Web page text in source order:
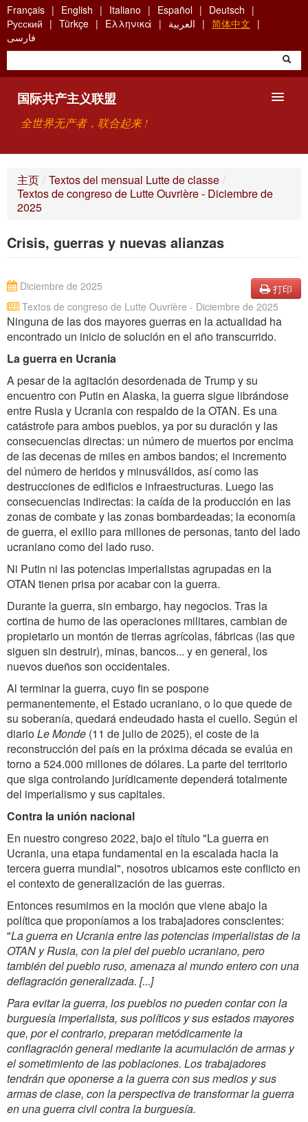
Skip
to
main
content
Français English Italiano Español
Deutsch
Русский
Türkçe Ελληνικά العربية
简体中文
فارسی
国际共产主义联盟
全世界无产者，联合起来 !
关于国际共产主义联盟（ICU）
主页 / Textos del mensual Lutte de classe /
Textos de congreso de Lutte Ouvrière - Diciembre de
2025
Crisis, guerras y nuevas alianzas
打印
Textos de congreso de Lutte Ouvrière - Diciembre de 2025
Diciembre de 2025
Ninguna de las dos mayores guerras en la actualidad ha
encontrado un inicio de solución en el año transcurrido.
La guerra en Ucrania
A pesar de la agitación desordenada de Trump y su
encuentro con Putin en Alaska, la guerra sigue librándose
entre Rusia y Ucrania con respaldo de la OTAN. Es una
catástrofe para ambos pueblos, ya por su duración y las
consecuencias directas: un número de muertos por encima
de las decenas de miles en ambos bandos; el incremento
del número de heridos y minusválidos, así como las
destrucciones de edificios e infraestructuras. Luego las
consecuencias indirectas: la caída de la producción en las
zonas de combate y las zonas bombardeadas; la economía
de guerra, el exilio para millones de personas, tanto del lado
ucraniano como del lado ruso.
Ni Putin ni las potencias imperialistas agrupadas en la
OTAN tienen prisa por acabar con la guerra.
Durante la guerra, sin embargo, hay negocios. Tras la
cortina de humo de las operaciones militares, cambian de
propietario un montón de tierras agrícolas, fábricas (las que
siguen sin destruir), minas, bancos... y en general, los
nuevos dueños son occidentales.
Al terminar la guerra, cuyo fin se pospone
permanentemente, el Estado ucraniano, o lo que quede de
su soberanía, quedará endeudado hasta el cuello. Según el
diarioLe Monde (11 de julio de 2025), el coste de la
reconstrucción del país en la próxima década se evalúa en
torno a 524.000 millones de dólares. La parte del territorio
que siga controlando jurídicamente dependerá totalmente
del imperialismo y sus capitales.
Contra la unión nacional
En nuestro congreso 2022, bajo el título "La guerra en
Ucrania, una etapa fundamental en la escalada hacia la
tercera guerra mundial", nosotros ubicamos este conflicto en
el contexto de generalización de las guerras.
Entonces resumimos en la moción que viene abajo la
política que proponíamos a los trabajadores conscientes:
"La guerra en Ucrania entre las potencias imperialistas de la
OTAN y Rusia, con la piel del pueblo ucraniano, pero
también del pueblo ruso, amenaza al mundo entero con una
deflagración generalizada. [...]
Para evitar la guerra, los pueblos no pueden contar con la
burguesía imperialista, sus políticos y sus estados mayores
que, por el contrario, preparan metódicamente la
conflagración general mediante la acumulación de armas y
el sometimiento de las poblaciones. Los trabajadores
tendrán que oponerse a la guerra con sus medios y sus
armas de clase, con la perspectiva de transformar la guerra
en una guerra civil contra la burguesía.